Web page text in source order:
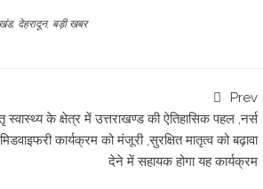
, देहरादून, बड़ी खबर
Prev
स्वास्थ्य के क्षेत्र में उत्तराखण्ड की ऐतिहासिक पहल ,नर्स
कार्यक्रम को मंजूरी ,सुरक्षित मातृत्व को बढ़ावा
देने में सहायक होगा यह कार्यक्रम